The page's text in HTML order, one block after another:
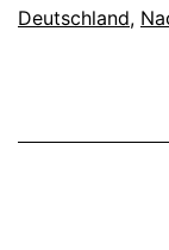
Deutschland,